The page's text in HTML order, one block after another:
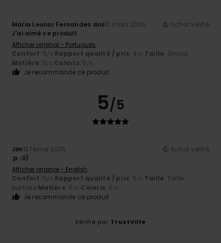
Maria Leonor Fernandes dos12 mars 2026
Achat vérifié
J'ai aimé ce produit
Afficher original - Português
Confort: 5/5 Rapport qualité / prix: 4/5 Taille: Grand
Matière: 5/5 Coloris: 5 /5
Je recommande ce produit
5/5
Jim12 février 2026
Achat vérifié
:p ;0)
Afficher original - English
Confort: 5/5 Rapport qualité / prix: 5/5 Taille: Taille
parfaite Matière: 5 /5 Coloris: 5 /5
Je recommande ce produit
Vérifié par TrustVille